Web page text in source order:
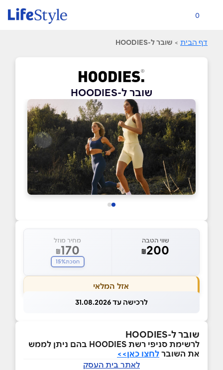
0
דף הבית > שובר ל-HOODIES
שובר ל-HOODIES
שווי הטבה
₪200
מחיר מוזל
₪170
חסכת15%
אזל המלאי
לרכישה עד 31.08.2026
שובר ל-HOODIES
לרשימת סניפי רשת HOODIES בהם ניתן לממש
את השובר לחצו כאן>>
לאתר בית העסק